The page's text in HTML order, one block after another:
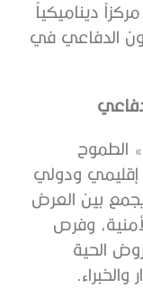
ديناميكياً
الدفاعي في
يعكس معرض «الدفاع والأمن 2025» الطموح
إقليمي ودولي
بين العرض
وفرص
الحية